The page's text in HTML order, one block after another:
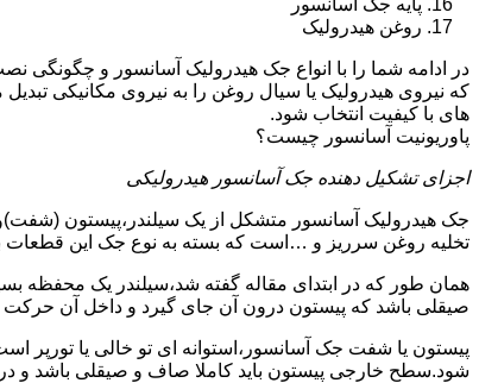
پایه جک آسانسور
روغن هیدرولیک
در ادامه شما را با انواع جک هیدرولیک آسانسور و چگونگی
که نیروی هیدرولیک یا سیال روغن را به نیروی مکانیکی
های با کیفیت انتخاب شود.
پاوریونیت آسانسور چیست؟
اجزای تشکیل دهنده جک آسانسور هیدرولیکی
جک هیدرولیک آسانسور متشکل از یک سیلندر،پیستون
تخلیه روغن سرریز و …است که بسته به نوع جک این
همان طور که در ابتدای مقاله گفته شد،سیلندر یک
صیقلی باشد که پیستون درون آن جای گیرد و داخل آن حرکت
پیستون یا شفت جک آسانسور،استوانه ای تو خالی یا
شود.سطح خارجی پیستون باید کاملا صاف و صیقلی باشد و